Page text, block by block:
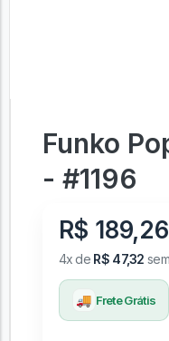
Funko
- #1196
R$ 189,26
4x de R$ 47,32
🚚 Frete Grátis